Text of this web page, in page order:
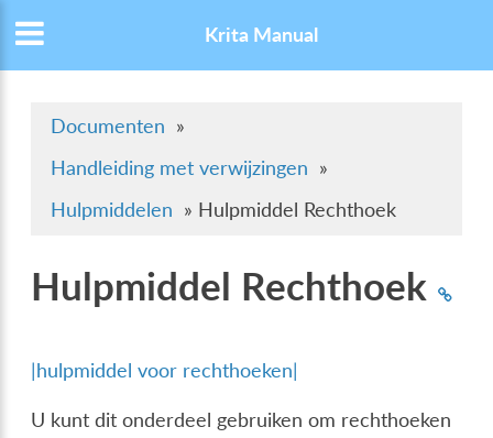
Krita Manual
Documenten »
Handleiding met verwijzingen »
Hulpmiddelen » Hulpmiddel Rechthoek
Hulpmiddel Rechthoek
|hulpmiddel voor rechthoeken|
U kunt dit onderdeel gebruiken om rechthoeken